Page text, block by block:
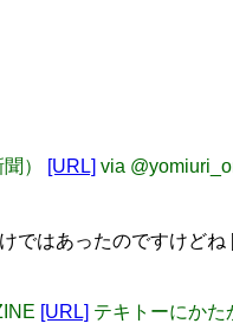
） [URL] via
ではあったのですけどね
[URL] テキトーにかた